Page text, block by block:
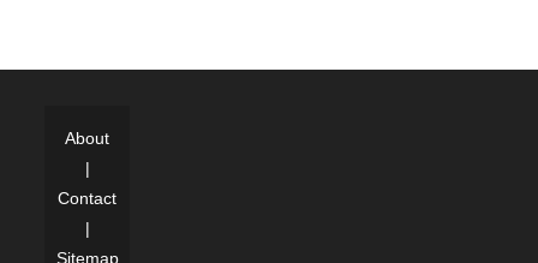
About
|
Contact
|
Sitemap